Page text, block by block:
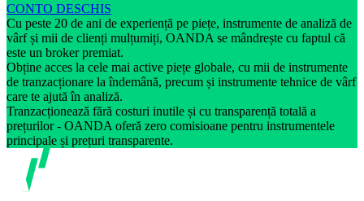
CONTO DESCHIS
Cu peste 20 de ani de experiență pe piețe, instrumente de analiză de
vârf și mii de clienți mulțumiți, OANDA se mândrește cu faptul că
este un broker premiat.
Obține acces la cele mai active piețe globale, cu mii de instrumente
de tranzacționare la îndemână, precum și instrumente tehnice de vârf
care te ajută în analiză.
Tranzacționează fără costuri inutile și cu transparență totală a
prețurilor - OANDA oferă zero comisioane pentru instrumentele
principale și prețuri transparente.